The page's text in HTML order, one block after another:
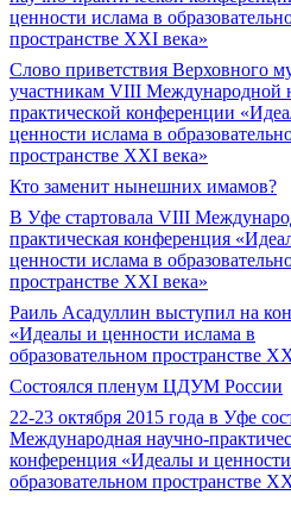
ценности ислама в
пространстве XXI века»
Слово приветствия Верховного
участникам VIII Международной
практической конференции
ценности ислама в
пространстве XXI века»
Кто заменит нынешних имамов?
В Уфе стартовала VIII
практическая конференция
ценности ислама в
пространстве XXI века»
Раиль Асадуллин выступил на
«Идеалы и ценности ислама в
образовательном пространстве
Состоялся пленум ЦДУМ России
22-23 октября 2015 года в Уфе
Международная научно-
конференция «Идеалы и
образовательном пространстве